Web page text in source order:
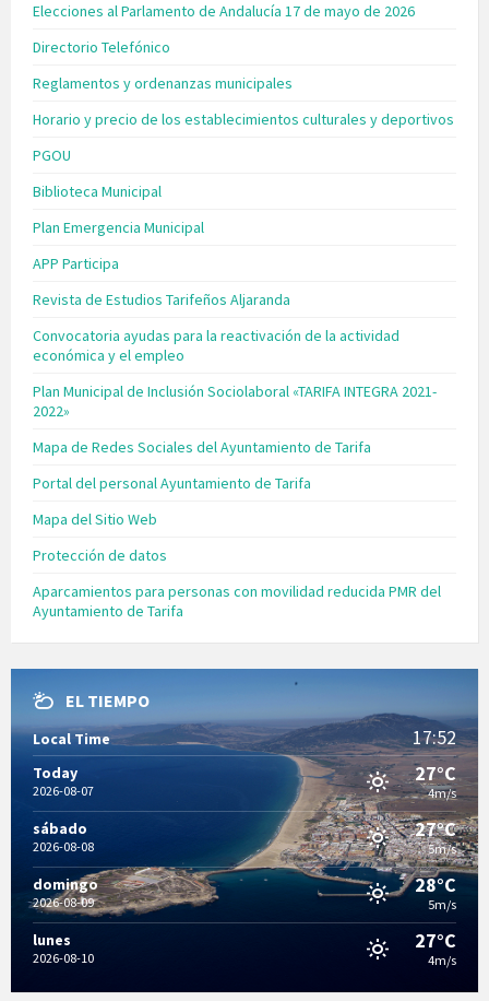
Elecciones al Parlamento de Andalucía 17 de mayo de 2026
Directorio Telefónico
Reglamentos y ordenanzas municipales
Horario y precio de los establecimientos culturales y deportivos
PGOU
Biblioteca Municipal
Plan Emergencia Municipal
APP Participa
Revista de Estudios Tarifeños Aljaranda
Convocatoria ayudas para la reactivación de la actividad
económica y el empleo
Plan Municipal de Inclusión Sociolaboral «TARIFA INTEGRA 2021-
2022»
Mapa de Redes Sociales del Ayuntamiento de Tarifa
Portal del personal Ayuntamiento de Tarifa
Mapa del Sitio Web
Protección de datos
Aparcamientos para personas con movilidad reducida PMR del
Ayuntamiento de Tarifa
EL TIEMPO
Local Time 17:52
Today
2026-08-07
27°C
4m/s
sábado
2026-08-08
27°C
5m/s
domingo
2026-08-09
28°C
5m/s
lunes
2026-08-10
27°C
4m/s